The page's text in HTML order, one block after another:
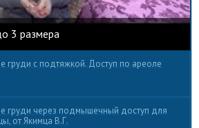
3 размера
груди с подтяжкой. Доступ по ареоле
груди через подмышечный доступ для
от Якимца В.Г.